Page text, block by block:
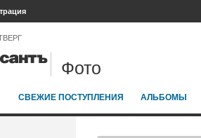
Фото
СВЕЖИЕ ПОСТУПЛЕНИЯ АЛЬБОМЫ